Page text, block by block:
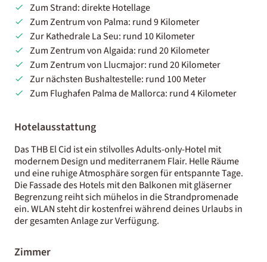
Zum Strand: direkte Hotellage
Zum Zentrum von Palma: rund 9 Kilometer
Zur Kathedrale La Seu: rund 10 Kilometer
Zum Zentrum von Algaida: rund 20 Kilometer
Zum Zentrum von Llucmajor: rund 20 Kilometer
Zur nächsten Bushaltestelle: rund 100 Meter
Zum Flughafen Palma de Mallorca: rund 4 Kilometer
Hotelausstattung
Das THB El Cid ist ein stilvolles Adults-only-Hotel mit
modernem Design und mediterranem Flair. Helle Räume
und eine ruhige Atmosphäre sorgen für entspannte Tage.
Die Fassade des Hotels mit den Balkonen mit gläserner
Begrenzung reiht sich mühelos in die Strandpromenade
ein. WLAN steht dir kostenfrei während deines Urlaubs in
der gesamten Anlage zur Verfügung.
Zimmer